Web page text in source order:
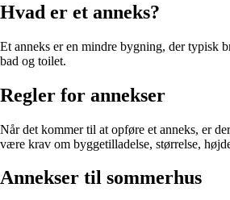
Hvad er et anneks?
Et anneks er en mindre bygning, der typisk
bad og toilet.
Regler for annekser
Når det kommer til at opføre et anneks, er
være krav om byggetilladelse, størrelse,
Annekser til sommerhus